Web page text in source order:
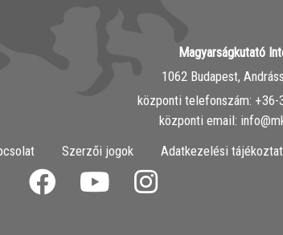
Magyarságkutató
1062 Budapest,
központi telefonszám: ‭+36-
központi email:
Szerzői jogok Adatkezelési